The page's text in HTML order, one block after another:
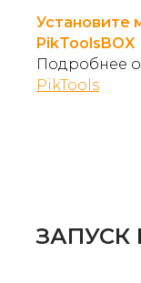
Установите
PikToolsBOX
Подробнее
PikTools
ЗАПУСК